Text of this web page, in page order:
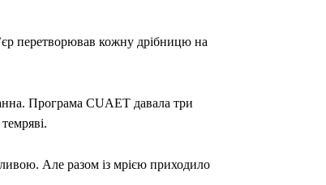
перетворював кожну дрібницю на
Програма CUAET давала три
Але разом із мрією приходило